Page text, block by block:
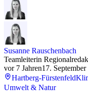
Susanne Rauschenbach
Teamleiterin
vor 7 Jahren17.
Hartberg-Fürstenfeld
Umwelt & Natur